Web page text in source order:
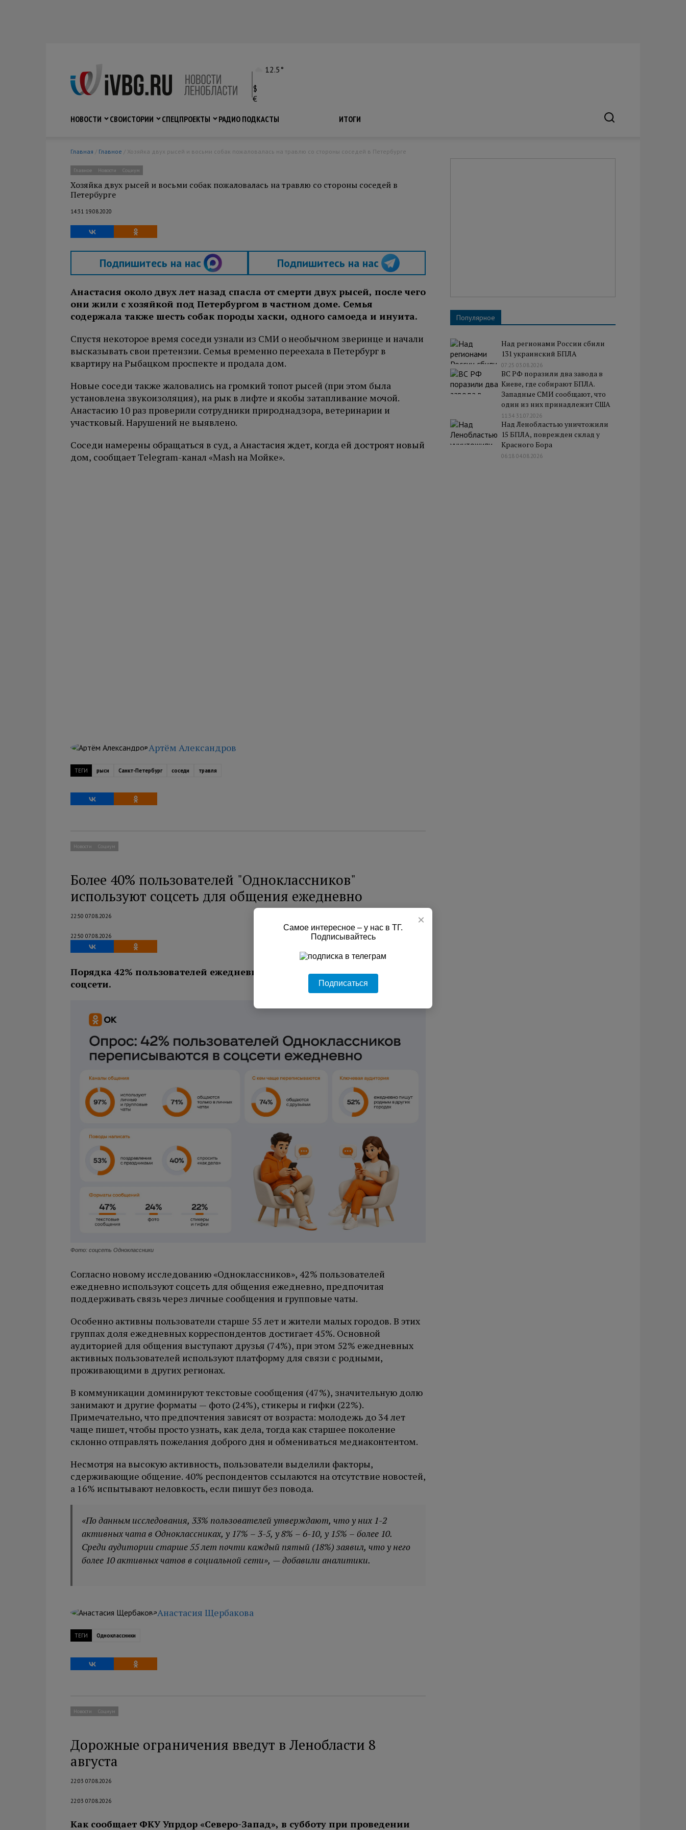
12.5°
$
€
НОВОСТИ
СВОИСТОРИИ СПЕЦПРОЕКТЫ РАДИО ПОДКАСТЫ ИТОГИ
Главная / Главное / Хозяйка двух рысей и восьми собак пожаловалась на травлю со стороны соседей в Петербурге
Главное Новости Социум
Хозяйка двух рысей и восьми собак пожаловалась на травлю со стороны соседей в
Петербурге
14:31 19.08.2020
Подпишитесь на нас Подпишитесь на нас
Анастасия около двух лет назад спасла от смерти двух рысей, после чего
они жили с хозяйкой под Петербургом в частном доме. Семья
содержала также шесть собак породы хаски, одного самоеда и инуита.
Спустя некоторое время соседи узнали из СМИ о необычном зверинце и начали
высказывать свои претензии. Семья временно переехала в Петербург в
квартиру на Рыбацком проспекте и продала дом.
Новые соседи также жаловались на громкий топот рысей (при этом была
установлена звукоизоляция), на рык в лифте и якобы затапливание мочой.
Анастасию 10 раз проверили сотрудники природнадзора, ветеринарии и
участковый. Нарушений не выявлено.
Соседи намерены обращаться в суд, а Анастасия ждет, когда ей достроят новый
дом, сообщает Telegram-канал «Mash на Мойке».
Артём Александров
ТЕГИ рыси Санкт-Петербург соседи травля
Новости Социум
Более 40% пользователей "Одноклассников"
используют соцсеть для общения ежедневно
22:50 07.08.2026
22:50 07.08.2026
Порядка 42% пользователей ежедневно ведут переписку с близкими в
соцсети.
Фото: соцсеть Одноклассники
Согласно новому исследованию «Одноклассников», 42% пользователей
ежедневно используют соцсеть для общения ежедневно, предпочитая
поддерживать связь через личные сообщения и групповые чаты.
Особенно активны пользователи старше 55 лет и жители малых городов. В этих
группах доля ежедневных корреспондентов достигает 45%. Основной
аудиторией для общения выступают друзья (74%), при этом 52% ежедневных
активных пользователей используют платформу для связи с родными,
проживающими в других регионах.
В коммуникации доминируют текстовые сообщения (47%), значительную долю
занимают и другие форматы — фото (24%), стикеры и гифки (22%).
Примечательно, что предпочтения зависят от возраста: молодежь до 34 лет
чаще пишет, чтобы просто узнать, как дела, тогда как старшее поколение
склонно отправлять пожелания доброго дня и обмениваться медиаконтентом.
Несмотря на высокую активность, пользователи выделили факторы,
сдерживающие общение. 40% респондентов ссылаются на отсутствие новостей,
а 16% испытывают неловкость, если пишут без повода.
«По данным исследования, 33% пользователей утверждают, что у них 1-2
активных чата в Одноклассниках, у 17% – 3-5, у 8% – 6-10, у 15% – более 10.
Среди аудитории старше 55 лет почти каждый пятый (18%) заявил, что у него
более 10 активных чатов в социальной сети», — добавили аналитики.
Анастасия Щербакова
ТЕГИ Одноклассники
Новости Социум
Дорожные ограничения введут в Ленобласти 8
августа
22:03 07.08.2026
22:03 07.08.2026
Как сообщает ФКУ Упрдор «Северо-Запад», в субботу при проведении
Популярное
Над регионами России сбили
131 украинский БПЛА
07:25 03.08.2026
ВС РФ поразили два завода в
Киеве, где собирают БПЛА.
Западные СМИ сообщают, что
один из них принадлежит США
11:34 31.07.2026
Над Ленобластью уничтожили
15 БПЛА, поврежден склад у
Красного Бора
06:18 04.08.2026
×
Самое интересное – у нас в ТГ.
Подписывайтесь
Подписаться